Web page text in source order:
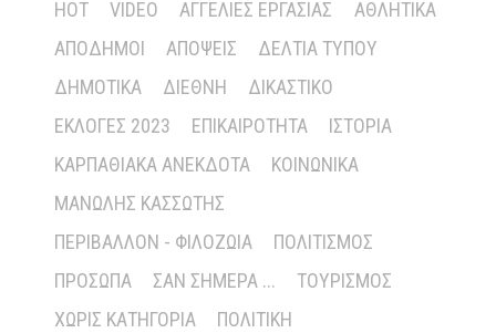
HOT
VIDEO ΑΓΓΕΛΊΕΣ ΕΡΓΑΣΊΑΣ
ΑΘΛΗΤΙΚΆ
ΑΠΌΔΗΜΟΙ
ΑΠΌΨΕΙΣ
ΔΕΛΤΊΑ ΤΎΠΟΥ
ΔΗΜΟΤΙΚΆ
ΔΙΕΘΝΉ
ΔΙΚΑΣΤΙΚΌ
ΕΚΛΟΓΈΣ 2023
ΕΠΙΚΑΙΡΌΤΗΤΑ
ΙΣΤΟΡΊΑ
ΚΑΡΠΑΘΙΑΚΆ ΑΝΈΚΔΟΤΑ
ΚΟΙΝΩΝΙΚΆ
ΜΑΝΏΛΗΣ ΚΑΣΣΏΤΗΣ
ΠΕΡΙΒΆΛΛΟΝ - ΦΙΛΟΖΩΊΑ
ΠΟΛΙΤΙΣΜΌΣ
ΠΡΌΣΩΠΑ
ΣΑΝ ΣΉΜΕΡΑ ...
ΤΟΥΡΙΣΜΌΣ
ΧΩΡΊΣ ΚΑΤΗΓΟΡΊΑ
ΠΟΛΙΤΙΚΉ